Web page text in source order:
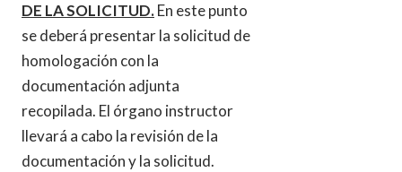
DE LA SOLICITUD.En este punto
se deberá presentar la solicitud de
homologación con la
documentación adjunta
recopilada. El órgano instructor
llevará a cabo la revisión de la
documentación y la solicitud.